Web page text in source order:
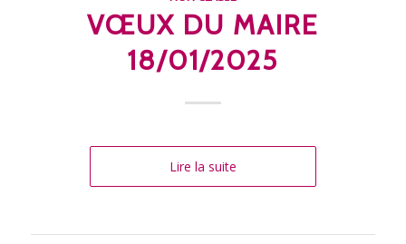
VŒUX DU MAIRE
18/01/2025
Lire la suite